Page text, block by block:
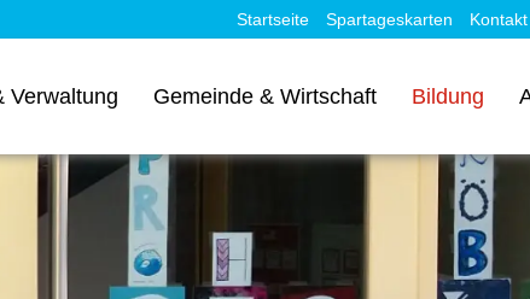
Startseite Spartageskarten Kontakt
Verwaltung Gemeinde & Wirtschaft Bildung